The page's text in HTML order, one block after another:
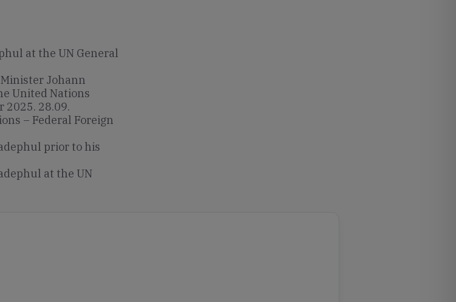
at the UN General
Johann
United Nations
2025. 28.09.
– Federal Foreign
prior to his
at the UN